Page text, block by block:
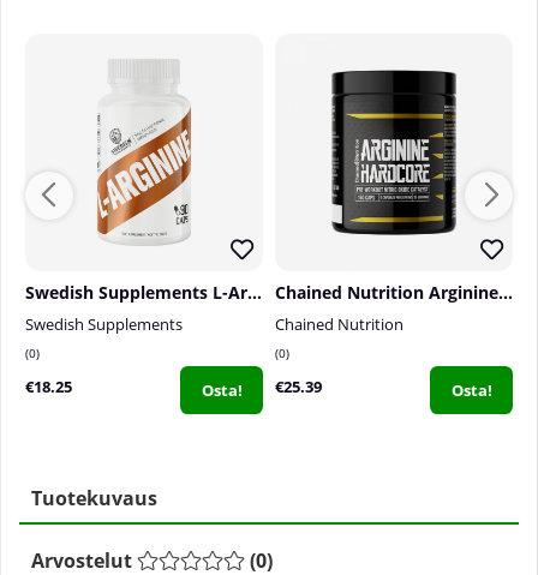
Swedish Supplements L-Arginine, 90 caps
Swedish Supplements
0
€18.25 Osta!
Chained Nutrition Arginine Hardcore, 160 caps
Chained Nutrition
0
€25.39 Osta!
Tuotekuvaus
Arvostelut (0)